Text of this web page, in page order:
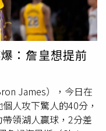
：詹皇想提前
James），今日在
人攻下驚人的40分，
領湖人贏球，2分差